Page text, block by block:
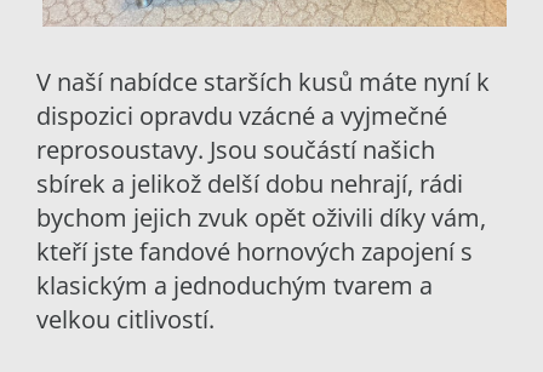
V naší nabídce starších kusů máte nyní k
dispozici opravdu vzácné a vyjmečné
reprosoustavy. Jsou součástí našich
sbírek a jelikož delší dobu nehrají, rádi
bychom jejich zvuk opět oživili díky vám,
kteří jste fandové hornových zapojení s
klasickým a jednoduchým tvarem a
velkou citlivostí.